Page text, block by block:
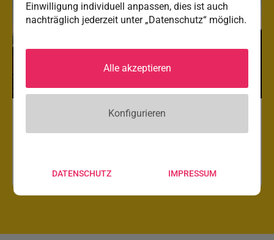
Einwilligung individuell anpassen, dies ist auch
nachträglich jederzeit unter „Datenschutz“ möglich.
Alle akzeptieren
Konfigurieren
DATENSCHUTZ IMPRESSUM